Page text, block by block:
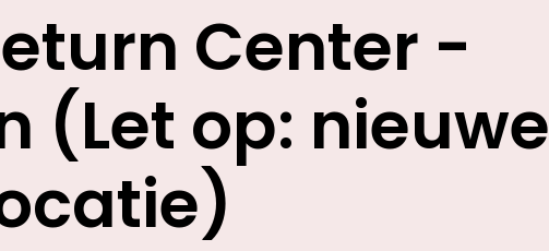
Center -
(Let op: nieuwe